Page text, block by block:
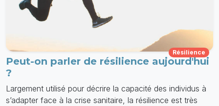
Résilience
Peut-on parler de résilience aujourd'hui
?
Largement utilisé pour décrire la capacité des individus à
s’adapter face à la crise sanitaire, la résilience est très